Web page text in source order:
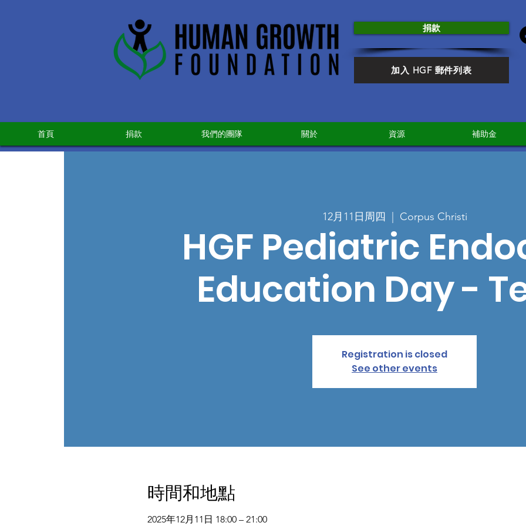
捐款
加入 HGF 郵件列表
首頁 捐款 我們的團隊 關於 資源 補助金
12月11日周四 Corpus Christi
HGF Pediatric
Education Day -
Registration is closed
See other events
時間和地點
2025年12月11日 18:00 – 21:00